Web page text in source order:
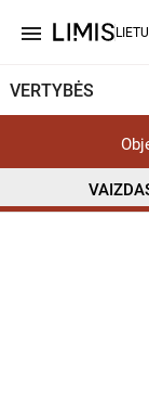
menu
VERTYBĖS